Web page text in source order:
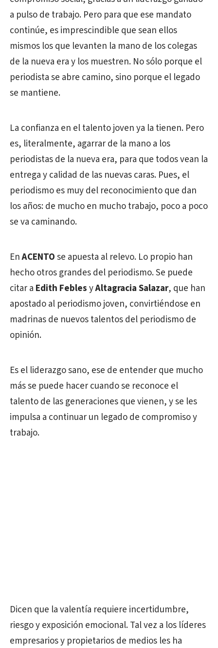
a pulso de trabajo. Pero para que ese mandato
continúe, es imprescindible que sean ellos
mismos los que levanten la mano de los colegas
de la nueva era y los muestren. No sólo porque el
periodista se abre camino, sino porque el legado
se mantiene.
La confianza en el talento joven ya la tienen. Pero
es, literalmente, agarrar de la mano a los
periodistas de la nueva era, para que todos vean la
entrega y calidad de las nuevas caras. Pues, el
periodismo es muy del reconocimiento que dan
los años: de mucho en mucho trabajo, poco a poco
se va caminando.
EnACENTOse apuesta al relevo. Lo propio han
hecho otros grandes del periodismo. Se puede
citar a Edith FeblesyAltagracia Salazar, que han
apostado al periodismo joven, convirtiéndose en
madrinas de nuevos talentos del periodismo de
opinión.
Es el liderazgo sano, ese de entender que mucho
más se puede hacer cuando se reconoce el
talento de las generaciones que vienen, y se les
impulsa a continuar un legado de compromiso y
trabajo.
Dicen que la valentía requiere incertidumbre,
riesgo y exposición emocional. Tal vez a los líderes
empresarios y propietarios de medios les ha